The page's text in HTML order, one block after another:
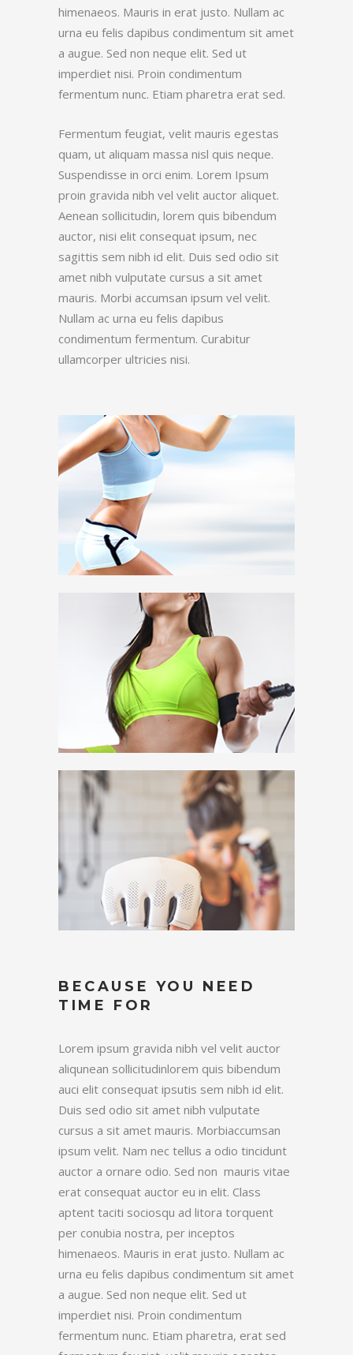
himenaeos. Mauris in erat justo. Nullam ac
urna eu felis dapibus condimentum sit amet
a augue. Sed non neque elit. Sed ut
imperdiet nisi. Proin condimentum
fermentum nunc. Etiam pharetra erat sed.
Fermentum feugiat, velit mauris egestas
quam, ut aliquam massa nisl quis neque.
Suspendisse in orci enim. Lorem Ipsum
proin gravida nibh vel velit auctor aliquet.
Aenean sollicitudin, lorem quis bibendum
auctor, nisi elit consequat ipsum, nec
sagittis sem nibh id elit. Duis sed odio sit
amet nibh vulputate cursus a sit amet
mauris. Morbi accumsan ipsum vel velit.
Nullam ac urna eu felis dapibus
condimentum fermentum. Curabitur
ullamcorper ultricies nisi.
BECAUSE YOU NEED
TIME FOR
Lorem ipsum gravida nibh vel velit auctor
aliqunean sollicitudinlorem quis bibendum
auci elit consequat ipsutis sem nibh id elit.
Duis sed odio sit amet nibh vulputate
cursus a sit amet mauris. Morbiaccumsan
ipsum velit. Nam nec tellus a odio tincidunt
auctor a ornare odio. Sed non mauris vitae
erat consequat auctor eu in elit. Class
aptent taciti sociosqu ad litora torquent
per conubia nostra, per inceptos
himenaeos. Mauris in erat justo. Nullam ac
urna eu felis dapibus condimentum sit amet
a augue. Sed non neque elit. Sed ut
imperdiet nisi. Proin condimentum
fermentum nunc. Etiam pharetra, erat sed